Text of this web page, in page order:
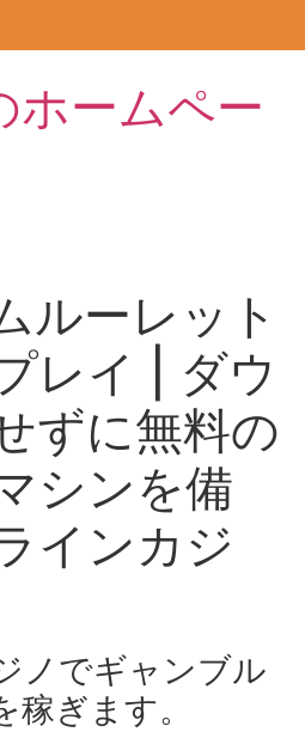
ホームペー
ルーレット
レイ | ダウ
ずに無料の
シンを備
インカジ
ノでギャンブル
ぎます。